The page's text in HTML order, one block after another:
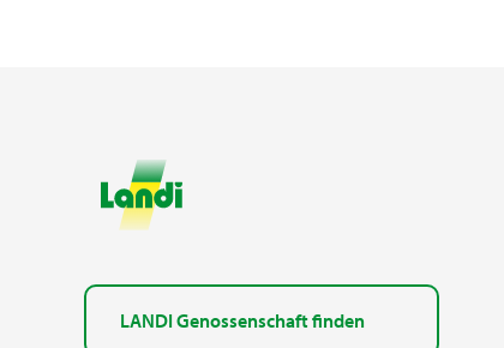
LANDI Genossenschaft finden